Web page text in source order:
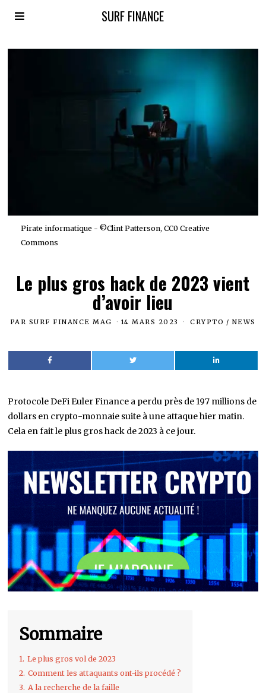
SURF FINANCE
Pirate informatique - ©Clint Patterson, CC0 Creative
Commons
Le plus gros hack de 2023 vient
d’avoir lieu
PAR SURF FINANCE MAG 14 MARS 2023 CRYPTO / NEWS
Protocole DeFi Euler Finance a perdu près de 197 millions de
dollars en crypto-monnaie suite à une attaque hier matin.
Cela en fait le plus gros hack de 2023 à ce jour.
Sommaire
1. Le plus gros vol de 2023
2. Comment les attaquants ont-ils procédé ?
3. A la recherche de la faille